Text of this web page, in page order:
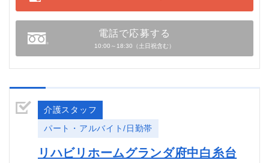
電話で応募する
10:00～18:30（土日祝含む）
介護スタッフ
パート・アルバイト/日勤帯
リハビリホームグランダ府中白糸台